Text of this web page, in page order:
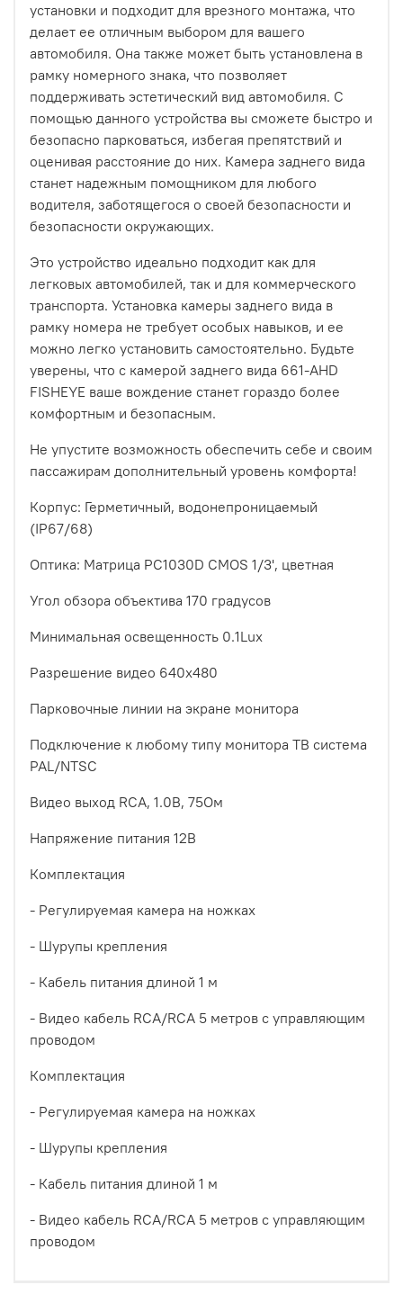
установки и подходит для врезного монтажа, что
делает ее отличным выбором для вашего
автомобиля. Она также может быть установлена в
рамку номерного знака, что позволяет
поддерживать эстетический вид автомобиля. С
помощью данного устройства вы сможете быстро и
безопасно парковаться, избегая препятствий и
оценивая расстояние до них. Камера заднего вида
станет надежным помощником для любого
водителя, заботящегося о своей безопасности и
безопасности окружающих.
Это устройство идеально подходит как для
легковых автомобилей, так и для коммерческого
транспорта. Установка камеры заднего вида в
рамку номера не требует особых навыков, и ее
можно легко установить самостоятельно. Будьте
уверены, что с камерой заднего вида 661-AHD
FISHEYE ваше вождение станет гораздо более
комфортным и безопасным.
Не упустите возможность обеспечить себе и своим
пассажирам дополнительный уровень комфорта!
Корпус: Герметичный, водонепроницаемый
(IP67/68)
Оптика: Матрица PC1030D CMOS 1/3', цветная
Угол обзора объектива 170 градусов
Минимальная освещенность 0.1Lux
Разрешение видео 640х480
Парковочные линии на экране монитора
Подключение к любому типу монитора ТВ система
PAL/NTSC
Видео выход RCA, 1.0В, 75Ом
Напряжение питания 12В
Комплектация
- Регулируемая камера на ножках
- Шурупы крепления
- Кабель питания длиной 1 м
- Видео кабель RCA/RCA 5 метров с управляющим
проводом
Комплектация
- Регулируемая камера на ножках
- Шурупы крепления
- Кабель питания длиной 1 м
- Видео кабель RCA/RCA 5 метров с управляющим
проводом